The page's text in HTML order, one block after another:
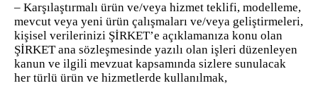
– Karşılaştırmalı ürün ve/veya hizmet teklifi, modelleme,
mevcut veya yeni ürün çalışmaları ve/veya geliştirmeleri,
kişisel verilerinizi ŞİRKET’e açıklamanıza konu olan
ŞİRKET ana sözleşmesinde yazılı olan işleri düzenleyen
kanun ve ilgili mevzuat kapsamında sizlere sunulacak
her türlü ürün ve hizmetlerde kullanılmak,